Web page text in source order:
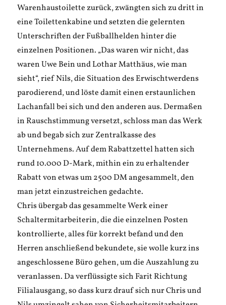
Warenhaustoilette zurück, zwängten sich zu dritt in
eine Toilettenkabine und setzten die gelernten
Unterschriften der Fußballhelden hinter die
einzelnen Positionen. „Das waren wir nicht, das
waren Uwe Bein und Lothar Matthäus, wie man
sieht“, rief Nils, die Situation des Erwischtwerdens
parodierend, und löste damit einen erstaunlichen
Lachanfall bei sich und den anderen aus. Dermaßen
in Rauschstimmung versetzt, schloss man das Werk
ab und begab sich zur Zentralkasse des
Unternehmens. Auf dem Rabattzettel hatten sich
rund 10.000 D-Mark, mithin ein zu erhaltender
Rabatt von etwas um 2500 DM angesammelt, den
man jetzt einzustreichen gedachte.
Chris übergab das gesammelte Werk einer
Schaltermitarbeiterin, die die einzelnen Posten
kontrollierte, alles für korrekt befand und den
Herren anschließend bekundete, sie wolle kurz ins
angeschlossene Büro gehen, um die Auszahlung zu
veranlassen. Da verflüssigte sich Farit Richtung
Filialausgang, so dass kurz drauf sich nur Chris und